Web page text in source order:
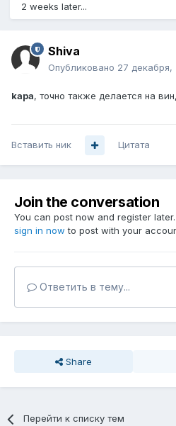
2 weeks later...
Shiva
Опубликовано 27 декабря,
kapa, точно также делается на
Вставить ник Цитата
Join the conversation
You can post now and register
sign in now to post with your
Ответить в тему...
Share
Перейти к списку тем